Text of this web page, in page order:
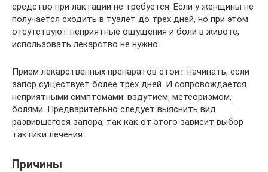
средство при лактации не требуется. Если у женщины не
получается сходить в туалет до трех дней, но при этом
отсутствуют неприятные ощущения и боли в животе,
использовать лекарство не нужно.
Прием лекарственных препаратов стоит начинать, если
запор существует более трех дней. И сопровождается
неприятными симптомами: вздутием, метеоризмом,
болями. Предварительно следует выяснить вид
развившегося запора, так как от этого зависит выбор
тактики лечения.
Причины